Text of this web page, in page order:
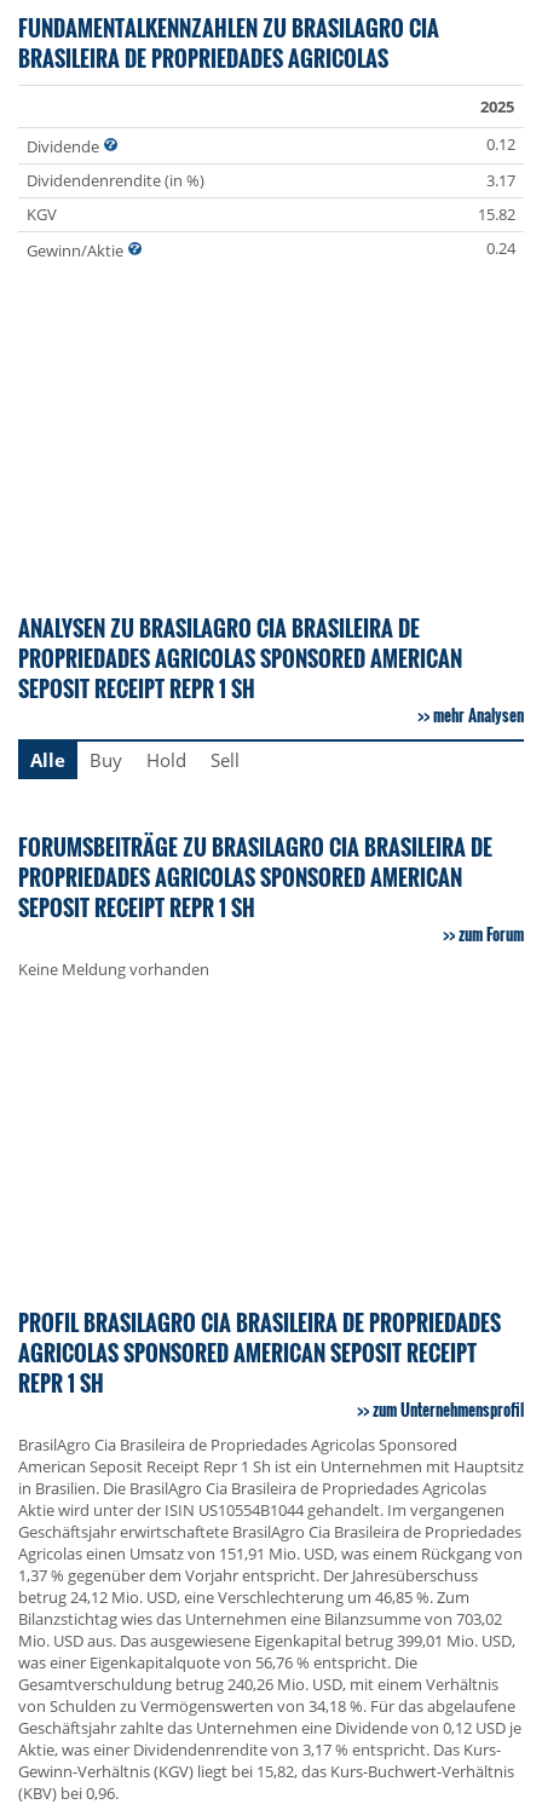
FUNDAMENTALKENNZAHLEN ZU BRASILAGRO CIA
BRASILEIRA DE PROPRIEDADES AGRICOLAS
2025
Dividende
0.12
Dividendenrendite (in %)
3.17
KGV
15.82
Gewinn/Aktie
0.24
ANALYSEN ZU BRASILAGRO CIA BRASILEIRA DE
PROPRIEDADES AGRICOLAS SPONSORED AMERICAN
SEPOSIT RECEIPT REPR 1 SH
mehr Analysen
Alle
Buy Hold Sell
FORUMSBEITRÄGE ZU BRASILAGRO CIA BRASILEIRA DE
PROPRIEDADES AGRICOLAS SPONSORED AMERICAN
SEPOSIT RECEIPT REPR 1 SH
zum Forum
Keine Meldung vorhanden
PROFIL BRASILAGRO CIA BRASILEIRA DE PROPRIEDADES
AGRICOLAS SPONSORED AMERICAN SEPOSIT RECEIPT
REPR 1 SH
zum Unternehmensprofil
BrasilAgro Cia Brasileira de Propriedades Agricolas Sponsored
American Seposit Receipt Repr 1 Sh ist ein Unternehmen mit Hauptsitz
in Brasilien. Die BrasilAgro Cia Brasileira de Propriedades Agricolas
Aktie wird unter der ISIN US10554B1044 gehandelt. Im vergangenen
Geschäftsjahr erwirtschaftete BrasilAgro Cia Brasileira de Propriedades
Agricolas einen Umsatz von 151,91 Mio. USD, was einem Rückgang von
1,37 % gegenüber dem Vorjahr entspricht. Der Jahresüberschuss
betrug 24,12 Mio. USD, eine Verschlechterung um 46,85 %. Zum
Bilanzstichtag wies das Unternehmen eine Bilanzsumme von 703,02
Mio. USD aus. Das ausgewiesene Eigenkapital betrug 399,01 Mio. USD,
was einer Eigenkapitalquote von 56,76 % entspricht. Die
Gesamtverschuldung betrug 240,26 Mio. USD, mit einem Verhältnis
von Schulden zu Vermögenswerten von 34,18 %. Für das abgelaufene
Geschäftsjahr zahlte das Unternehmen eine Dividende von 0,12 USD je
Aktie, was einer Dividendenrendite von 3,17 % entspricht. Das Kurs-
Gewinn-Verhältnis (KGV) liegt bei 15,82, das Kurs-Buchwert-Verhältnis
(KBV) bei 0,96.